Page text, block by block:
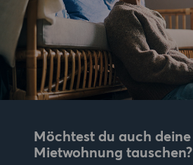
Möchtest du auch deine
Mietwohnung tauschen?